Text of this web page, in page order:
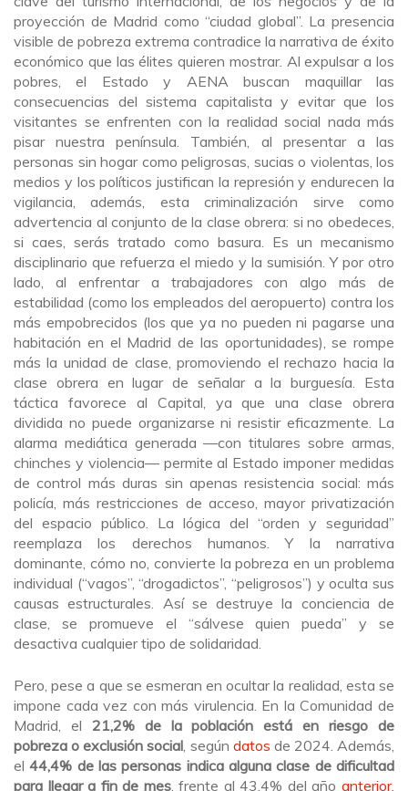
proyección de Madrid como “ciudad global”. La presencia
visible de pobreza extrema contradice la narrativa de éxito
económico que las élites quieren mostrar. Al expulsar a los
pobres, el Estado y AENA buscan maquillar las
consecuencias del sistema capitalista y evitar que los
visitantes se enfrenten con la realidad social nada más
pisar nuestra península. También, al presentar a las
personas sin hogar como peligrosas, sucias o violentas, los
medios y los políticos justifican la represión y endurecen la
vigilancia, además, esta criminalización sirve como
advertencia al conjunto de la clase obrera: si no obedeces,
si caes, serás tratado como basura. Es un mecanismo
disciplinario que refuerza el miedo y la sumisión. Y por otro
lado, al enfrentar a trabajadores con algo más de
estabilidad (como los empleados del aeropuerto) contra los
más empobrecidos (los que ya no pueden ni pagarse una
habitación en el Madrid de las oportunidades), se rompe
más la unidad de clase, promoviendo el rechazo hacia la
clase obrera en lugar de señalar a la burguesía. Esta
táctica favorece al Capital, ya que una clase obrera
dividida no puede organizarse ni resistir eficazmente. La
alarma mediática generada —con titulares sobre armas,
chinches y violencia— permite al Estado imponer medidas
de control más duras sin apenas resistencia social: más
policía, más restricciones de acceso, mayor privatización
del espacio público. La lógica del “orden y seguridad”
reemplaza los derechos humanos. Y la narrativa
dominante, cómo no, convierte la pobreza en un problema
individual (“vagos”, “drogadictos”, “peligrosos”) y oculta sus
causas estructurales. Así se destruye la conciencia de
clase, se promueve el “sálvese quien pueda” y se
desactiva cualquier tipo de solidaridad.
Pero, pese a que se esmeran en ocultar la realidad, esta se
impone cada vez con más virulencia. En la Comunidad de
Madrid, el 21,2% de la población está en riesgo de
pobreza o exclusión social, según datos de 2024. Además,
el44,4% de las personas indica alguna clase de dificultad
para llegar a fin de mes, frente al 43,4% del añoanterior.